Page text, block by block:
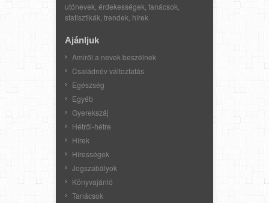
utónevek, érdekességek, tanácsok,
statisztikák, trendek, hírek
Ajánljuk
Amiről a nevek beszélnek
Családnév változtatás
Egészség
Egyéb
Gyerekszáj
Hétről-hétre
Hírek
Hírességek
Jogszabályok
Könyvajánló
Tanácsok